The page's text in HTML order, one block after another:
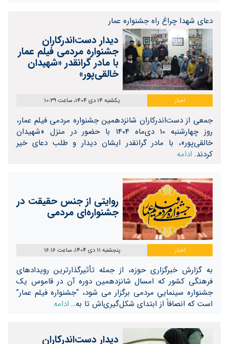
دعای شهدا چراغ راه جشنواره عمار
دیدار دست‌اندرکاران
جشنواره مردمی فیلم عمار
با مادر گرانقدر «شهیدان
خالقی‌پور»
اخبار یکشنبه 14 دی 1404، ساعت 10:39
جمعی از دست‌اندرکاران شانزدهمین جشنواره مردمی فیلم عمار،
روز چهارشنبه 10 دی‌ماه 1404 با حضور در منزل «شهیدان
خالقی‌پور»، با مادر گرانقدر ایشان دیدار و طلب دعای خیر
کردند. ادامه
روایتی از جنس حقیقت در
جشنواره‌ای مردمی
اخبار پنجشنبه 11 دی 1404، ساعت 16:16
به گزارش خبرگزاری حوزه، از جمله تأثیرگذارترین رویدادهای
فرهنگی کشور که امسال شانزدهمین دوره آن در قاموس یک
جشنواره سینماییِ مردمی برگزار می شود، “جشنواره فیلم عمار”
است که انصافاً از ابتدای شکل‌گیری‌اش تا به… ادامه
دیدار دست‌اندرکاران